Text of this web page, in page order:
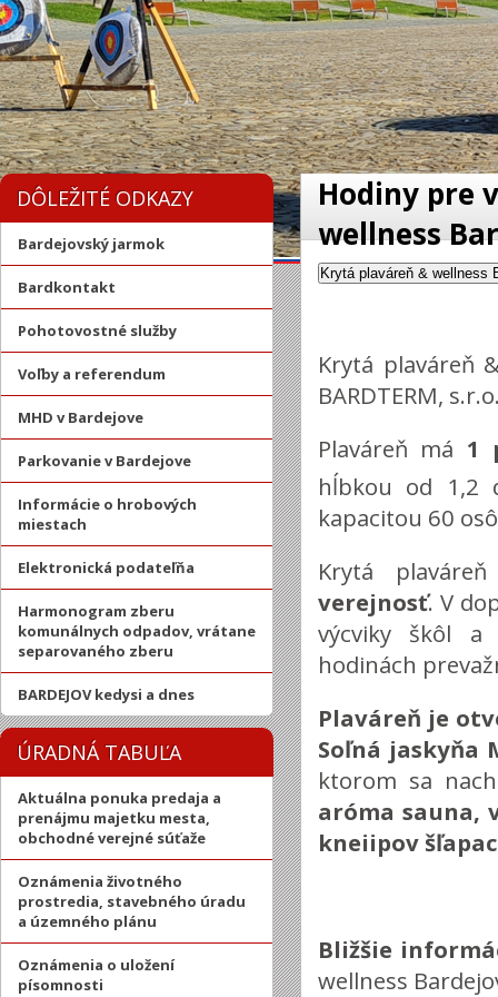
DÔLEŽITÉ ODKAZY
Bardejovský jarmok
Bardkontakt
Pohotovostné služby
Voľby a referendum
MHD v Bardejove
Parkovanie v Bardejove
Informácie o hrobových
miestach
Elektronická podateľňa
Harmonogram zberu
komunálnych odpadov, vrátane
separovaného zberu
BARDEJOV kedysi a dnes
ÚRADNÁ TABUĽA
Aktuálna ponuka predaja a
prenájmu majetku mesta,
obchodné verejné súťaže
Oznámenia životného
prostredia, stavebného úradu
a územného plánu
Oznámenia o uložení
písomnosti
Hodiny pre
wellness
Krytá plaváreň & wellness
Krytá plaváreň
BARDTERM,
Plaváreň má 1
hĺbkou od 1,2
kapacitou 60
Krytá
verejnosť. V
výcviky škôl a
hodinách
Plaváreň je
Soľná jaskyňa
ktorom sa
aróma sauna,
kneiipov
Bližšie
wellness